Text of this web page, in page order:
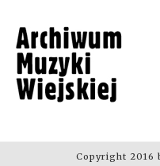
Copyright 2016